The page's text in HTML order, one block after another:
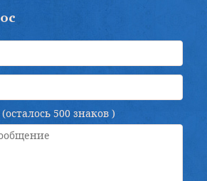
500 знаков )